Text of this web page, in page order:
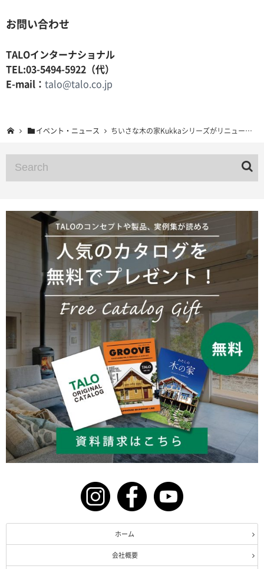
お問い合わせ
TALOインターナショナル
TEL:03-5494-5922（代）
E-mail： talo@talo.co.jp
イベント・ニュース ちいさな木の家Kukkaシリーズがリニューアル！
ホーム
会社概要